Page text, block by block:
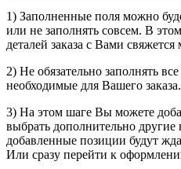
1) Заполненные поля можно
или не заполнять совсем. В
деталей заказа с Вами
2) Не обязательно заполнять
необходимые для Вашего заказа.
3) На этом шаге Вы можете
выбрать дополнительно
добавленные позиции будут
Или сразу перейти к